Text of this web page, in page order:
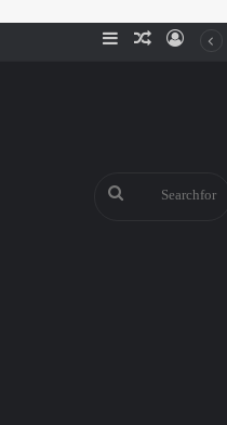
SidebarRandomLog
Search